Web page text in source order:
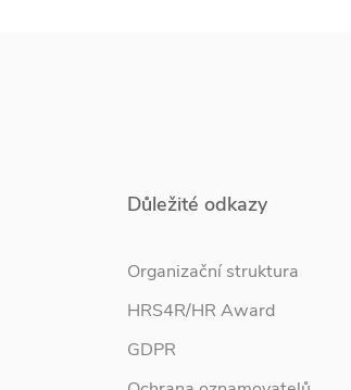
Důležité odkazy
Organizační struktura
HRS4R/HR Award
GDPR